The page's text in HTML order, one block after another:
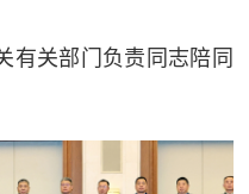
有关部门负责同志陪同